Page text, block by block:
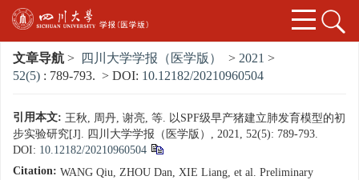
文章导航 > 四川大学学报（医学版） > 2021 >
52(5) : 789-793. > DOI: 10.12182/20210960504
引用本文: 王秋, 周丹, 谢亮, 等. 以SPF级早产猪建立肺发育模型的初
步实验研究[J]. 四川大学学报（医学版）, 2021, 52(5): 789-793.
DOI: 10.12182/20210960504
Citation: WANG Qiu, ZHOU Dan, XIE Liang, et al. Preliminary